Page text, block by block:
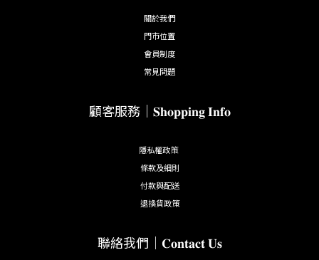
8/3 (四) 店休一天，如有造成不便，敬請見諒。
溫馨提醒：請大家務必做好防颱準備，盡量待在家裡，避免不
必要的外出，安全第一
關於我們
門市位置
會員制度
常見問題
顧客服務｜𝐒𝐡𝐨𝐩𝐩𝐢𝐧𝐠 𝐈𝐧𝐟𝐨
隱私權政策
條款及細則
付款與配送
退換貨政策
聯絡我們｜𝐂𝐨𝐧𝐭𝐚𝐜𝐭 𝐔𝐬